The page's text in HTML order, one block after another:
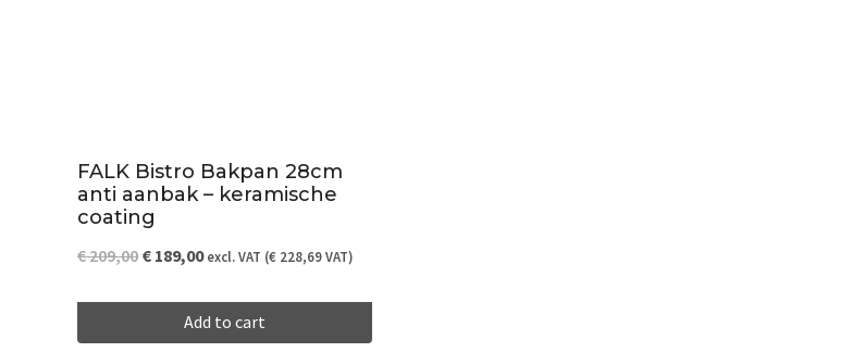
FALK Bistro Bakpan 28cm
anti aanbak – keramische
coating
€209,00 Original
€ 189,00Current
is:
excl. VAT (€ 228,69VAT)
Add to cart